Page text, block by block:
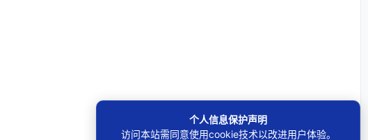
个人信息保护声明
访问本站需同意使用cookie技术以改进用户体验。